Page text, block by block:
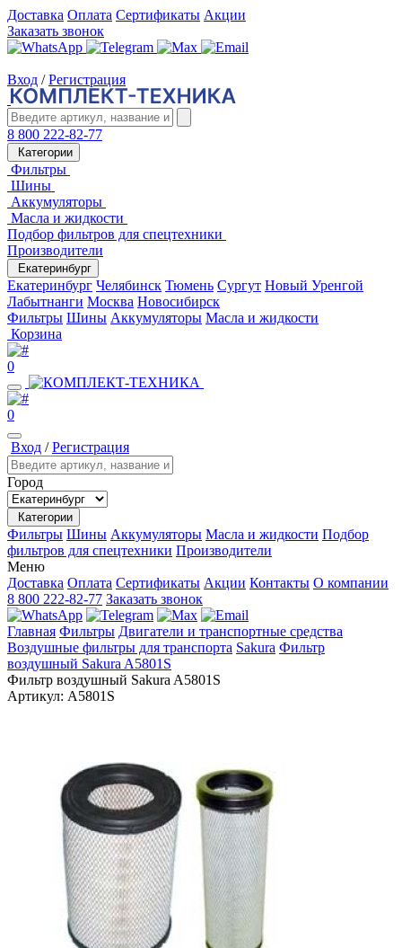
Доставка Оплата Сертификаты Акции
Заказать звонок
Вход / Регистрация
8 800 222-82-77
Категории
Фильтры
Шины
Аккумуляторы
Масла и жидкости
Подбор фильтров для спецтехники
Производители
Екатеринбург
Екатеринбург Челябинск Тюмень Сургут Новый Уренгой
Лабытнанги Москва Новосибирск
Фильтры Шины Аккумуляторы Масла и жидкости
Корзина
0
0
Вход /Регистрация
Город
Категории
Фильтры Шины Аккумуляторы Масла и жидкости Подбор
фильтров для спецтехники Производители
Меню
Доставка Оплата Сертификаты Акции Контакты О компании
8 800 222-82-77 Заказать звонок
Главная Фильтры Двигатели и транспортные средства
Воздушные фильтры для транспорта Sakura Фильтр
воздушный Sakura A5801S
Фильтр воздушный Sakura A5801S
Артикул: A5801S